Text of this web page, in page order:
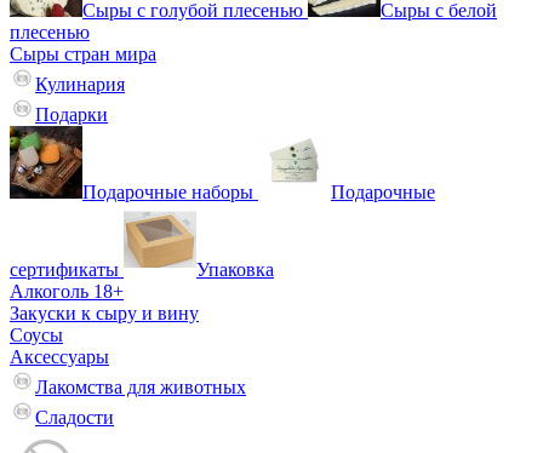
Сыры с голубой плесенью
Сыры с белой
плесенью
Сыры стран мира
Кулинария
Подарки
Подарочные наборы Подарочные
сертификаты
Упаковка
Алкоголь 18+
Закуски к сыру и вину
Соусы
Аксессуары
Лакомства для животных
Сладости